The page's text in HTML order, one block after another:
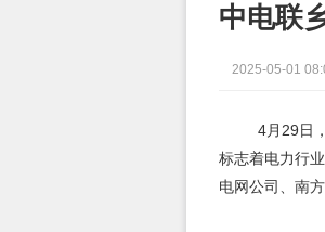
中电联
2025-05-01
4月29日
标志着电力行
电网公司、南